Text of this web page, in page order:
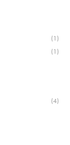
(1)
(1)
(4)